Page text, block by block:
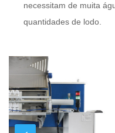
necessitam de muita
quantidades de lodo.